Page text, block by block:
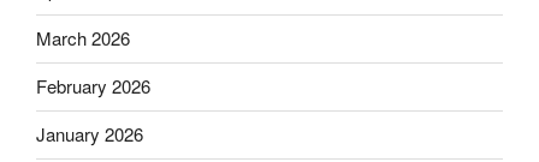
March 2026
February 2026
January 2026